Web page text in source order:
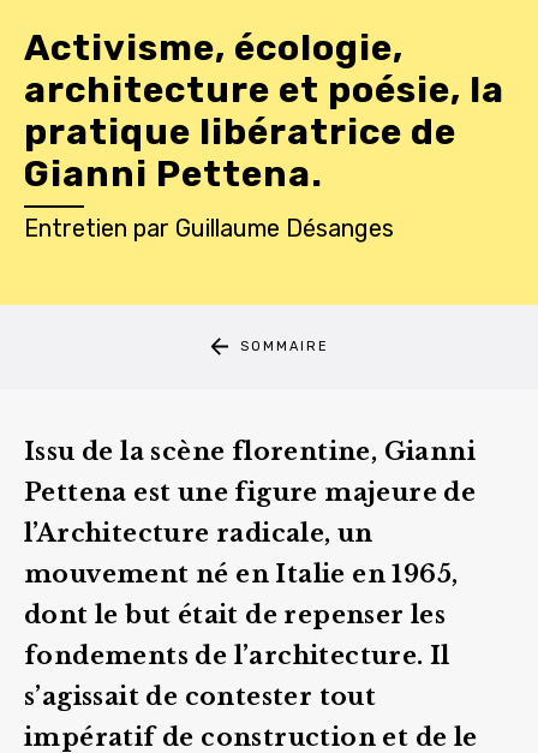
Activisme, écologie,
architecture et poésie, la
pratique libératrice de
Gianni Pettena.
Entretien par Guillaume Désanges
SOMMAIRE
Issu de la scène florentine, Gianni
Pettena est une figure majeure de
l’Architecture radicale, un
mouvement né en Italie en 1965,
dont le but était de repenser les
fondements de l’architecture. Il
s’agissait de contester tout
impératif de construction et de le